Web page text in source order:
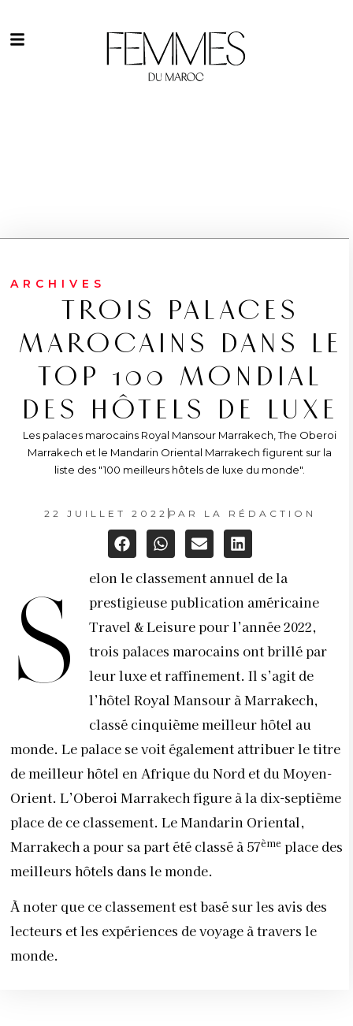
ARCHIVES
TROIS PALACES
MAROCAINS DANS LE
TOP 100 MONDIAL
DES HÔTELS DE LUXE
Les palaces marocains Royal Mansour Marrakech, The Oberoi
Marrakech et le Mandarin Oriental Marrakech figurent sur la
liste des "100 meilleurs hôtels de luxe du monde".
22 JUILLET 2022 PAR LA RÉDACTION
S
elon le classement annuel de la
prestigieuse publication américaine
Travel & Leisure pour l’année 2022,
trois palaces marocains ont brillé par
leur luxe et raffinement. Il s’agit de
l’hôtel Royal Mansour à Marrakech,
classé cinquième meilleur hôtel au
monde. Le palace se voit également attribuer le titre
de meilleur hôtel en Afrique du Nord et du Moyen-
Orient. L’Oberoi Marrakech figure à la dix-septième
place de ce classement. Le Mandarin Oriental,
Marrakech a pour sa part été classé à 57ème place des
meilleurs hôtels dans le monde.
À noter que ce classement est basé sur les avis des
lecteurs et les expériences de voyage à travers le
monde.